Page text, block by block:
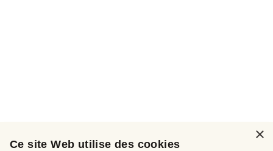
×
Ce site Web utilise des cookies